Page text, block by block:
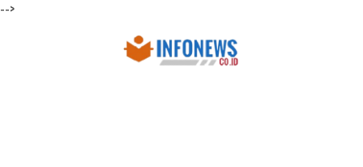
-->